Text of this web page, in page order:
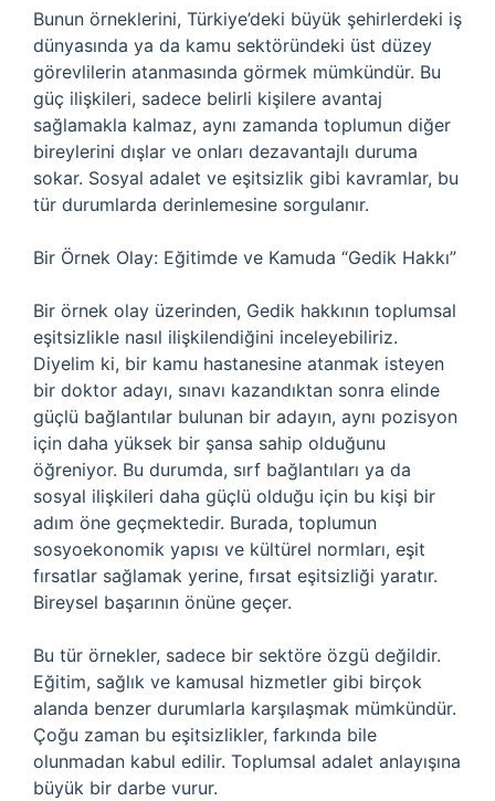
Bunun örneklerini, Türkiye’deki büyük şehirlerdeki iş
dünyasında ya da kamu sektöründeki üst düzey
görevlilerin atanmasında görmek mümkündür. Bu
güç ilişkileri, sadece belirli kişilere avantaj
sağlamakla kalmaz, aynı zamanda toplumun diğer
bireylerini dışlar ve onları dezavantajlı duruma
sokar. Sosyal adalet ve eşitsizlik gibi kavramlar, bu
tür durumlarda derinlemesine sorgulanır.
Bir Örnek Olay: Eğitimde ve Kamuda “Gedik Hakkı”
Bir örnek olay üzerinden, Gedik hakkının toplumsal
eşitsizlikle nasıl ilişkilendiğini inceleyebiliriz.
Diyelim ki, bir kamu hastanesine atanmak isteyen
bir doktor adayı, sınavı kazandıktan sonra elinde
güçlü bağlantılar bulunan bir adayın, aynı pozisyon
için daha yüksek bir şansa sahip olduğunu
öğreniyor. Bu durumda, sırf bağlantıları ya da
sosyal ilişkileri daha güçlü olduğu için bu kişi bir
adım öne geçmektedir. Burada, toplumun
sosyoekonomik yapısı ve kültürel normları, eşit
fırsatlar sağlamak yerine, fırsat eşitsizliği yaratır.
Bireysel başarının önüne geçer.
Bu tür örnekler, sadece bir sektöre özgü değildir.
Eğitim, sağlık ve kamusal hizmetler gibi birçok
alanda benzer durumlarla karşılaşmak mümkündür.
Çoğu zaman bu eşitsizlikler, farkında bile
olunmadan kabul edilir. Toplumsal adalet anlayışına
büyük bir darbe vurur.